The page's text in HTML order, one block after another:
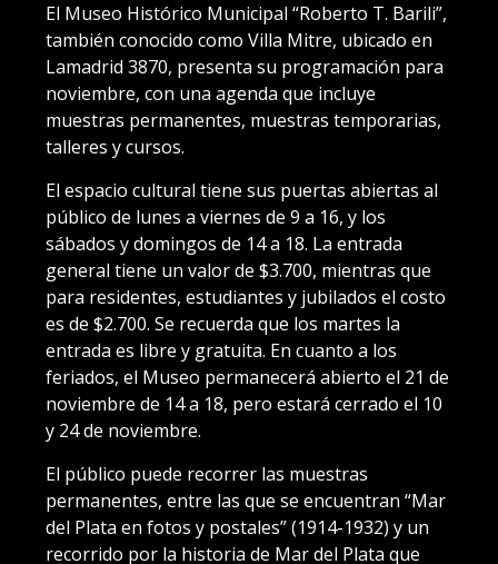
El Museo Histórico Municipal “Roberto T. Barili”,
también conocido como Villa Mitre, ubicado en
Lamadrid 3870, presenta su programación para
noviembre, con una agenda que incluye
muestras permanentes, muestras temporarias,
talleres y cursos.
El espacio cultural tiene sus puertas abiertas al
público de lunes a viernes de 9 a 16, y los
sábados y domingos de 14 a 18. La entrada
general tiene un valor de $3.700, mientras que
para residentes, estudiantes y jubilados el costo
es de $2.700. Se recuerda que los martes la
entrada es libre y gratuita. En cuanto a los
feriados, el Museo permanecerá abierto el 21 de
noviembre de 14 a 18, pero estará cerrado el 10
y 24 de noviembre.
El público puede recorrer las muestras
permanentes, entre las que se encuentran “Mar
del Plata en fotos y postales” (1914-1932) y un
recorrido por la historia de Mar del Plata que